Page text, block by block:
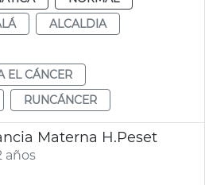
ALCALDIA
EL CÁNCER
RUNCÁNCER
Materna H.Peset
años